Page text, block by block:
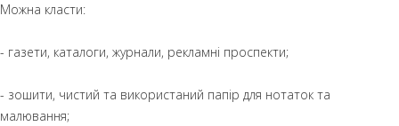
Можна класти:
- газети, каталоги, журнали, рекламні проспекти;
- зошити, чистий та використаний папір для нотаток та
малювання;